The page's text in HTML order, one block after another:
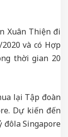
Xuân Thiện đi
và có Hợp
thời gian 20
lại Tập đoàn
Dự kiến đến
đôla Singapore